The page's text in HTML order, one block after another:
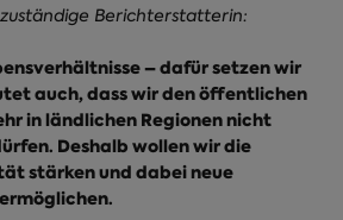
Berichterstatterin:
– dafür setzen wir
auch, dass wir den öffentlichen
in ländlichen Regionen nicht
Deshalb wollen wir die
stärken und dabei neue